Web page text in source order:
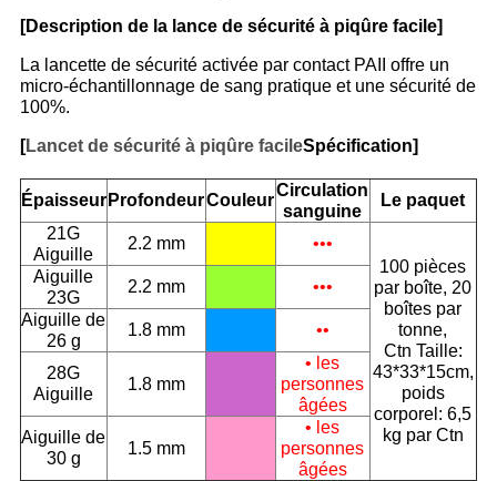
[Description de la lance de sécurité à piqûre facile]
La lancette de sécurité activée par contact PAII offre un
micro-échantillonnage de sang pratique et une sécurité de
100%.
[Lancet de sécurité à piqûre facileSpécification]
Épaisseur ProfondeurCouleur
Circulation
sanguine
Le paquet
21G
Aiguille
2.2 mm
•••
100 pièces
par boîte, 20
boîtes par
tonne,
Ctn Taille:
43*33*15cm,
poids
corporel: 6,5
kg par Ctn
Aiguille
23G
2.2 mm
•••
Aiguille de
26 g
1.8 mm ••
28G
Aiguille
1.8 mm
• les
personnes
âgées
Aiguille de
30 g
1.5 mm
• les
personnes
âgées